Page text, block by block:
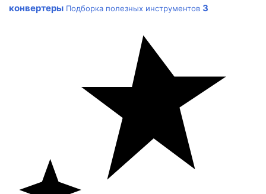
конвертеры Подборка полезных инструментов 3